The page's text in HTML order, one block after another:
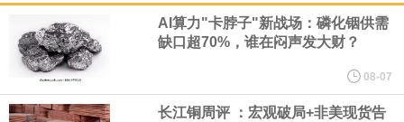
元，最近3年复合增长率达70.36%，呈快速增长趋势，并形成多项
核心技术和知识产权。截至2026年1月31日，公司拥有262项专利权
（含境内发明专利20项）。
AI算力"卡脖子"新战场：磷化铟供需
缺口超70%，谁在闷声发大财？
08-07
长江铜周评 ：宏观破局+非美现货告